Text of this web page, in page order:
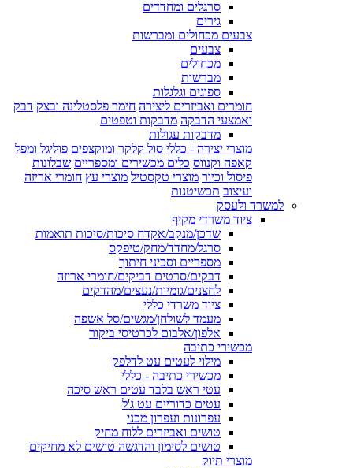
סרגלים ומחדדים
גירים
צבעים מכחולים ומברשות
צבעים
מכחולים
מברשות
ספוגים וגלגלות
חומרים ואביזרים ליצירה חימר פלסטלינה ובצק דבק
ואמצעי הדבקה מדבקות וטפטים
מדבקות עגולות
מוצרי יצירה - כללי סול קלקר ומוקצפים פוליגל ומפל
קאפה וקנווס כלים מכשירים ומספריים שבלונות
פיסול וכיור מוצרי טקסטיל מוצרי עץ חומרי אריזה
ועיצוב תכשיטנות
למשרד ולעסק
ציוד משרדי מקיף
שדכן/מנקב/אקדח סיכות/סיכות תואמות
סרגל/מחדד/מחק/טיפקס
מספריים וסכיני חיתוך
דבקים/סרטים דביקים/חומרי אריזה
לחצנים/גומיות/נעצים/מהדקים
ציוד משרדי כללי
מעמד לשולחן/מגשים/סל אשפה
אלפון/אלבום לכרטיסי ביקור
מכשירי כתיבה
מילוי לעטים עט לדלפק
מכשירי כתיבה - כללי
עטי ראש בלבד עטים ראש סיכה
עטים כדוריים עט ג'ל
עפרונות ועפרון מכני
טושים ואביזרים ללוח מחיק
טושים לסימון והדגשה טושים לא מחיקים
מוצרי תיוק